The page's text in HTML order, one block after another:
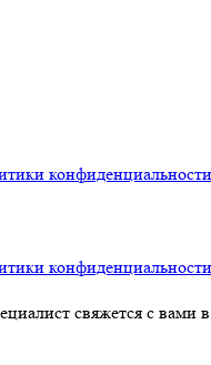
конфиденциальности
конфиденциальности
свяжется с